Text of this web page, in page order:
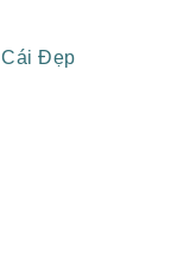
Đẹp